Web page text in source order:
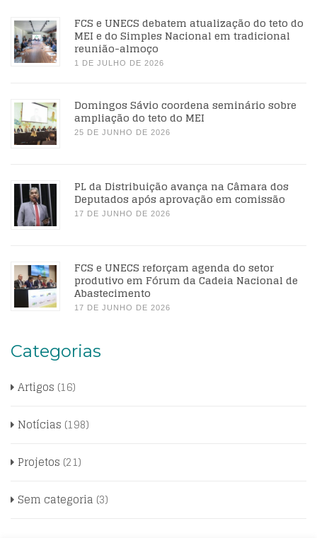
FCS e UNECS debatem atualização do teto do
MEI e do Simples Nacional em tradicional
reunião-almoço
1 DE JULHO DE 2026
Domingos Sávio coordena seminário sobre
ampliação do teto do MEI
25 DE JUNHO DE 2026
PL da Distribuição avança na Câmara dos
Deputados após aprovação em comissão
17 DE JUNHO DE 2026
FCS e UNECS reforçam agenda do setor
produtivo em Fórum da Cadeia Nacional de
Abastecimento
17 DE JUNHO DE 2026
Categorias
Artigos (16)
Notícias (198)
Projetos (21)
Sem categoria (3)